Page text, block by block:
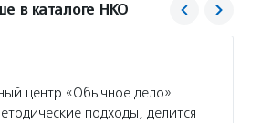
в каталоге НКО
центр «Обычное дело»
подходы, делится